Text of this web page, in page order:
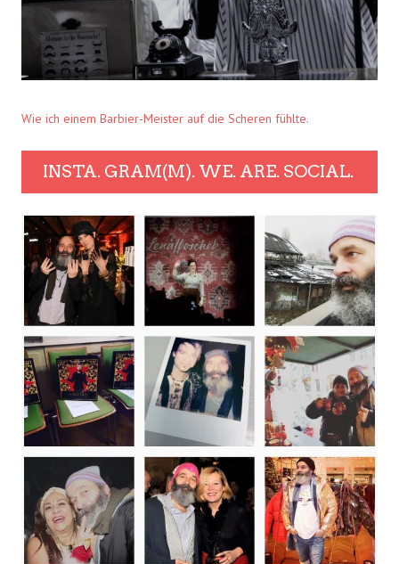
Wie ich einem Barbier-Meister auf die Scheren fühlte.
INSTA. GRAM(M). WE. ARE. SOCIAL.